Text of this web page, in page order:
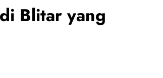
Blitar yang